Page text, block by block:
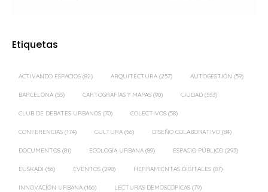
Etiquetas
ACTIVANDO ESPACIOS (82) ARQUITECTURA (257) AUTOGESTIÓN (59)
BARCELONA (55) CARTOGRAFÍAS Y MAPAS (90) CIUDAD (553)
CLUB DE DEBATES URBANOS (70) COLECTIVOS (58)
CONFERENCIAS (174) CULTURA (56) DISEÑO COLABORATIVO (84)
DOCUMENTOS (81) ECOLOGÍA URBANA (89) ESPACIO PÚBLICO (293)
EUSKADI (56) EVENTOS (298) HERRAMIENTAS DIGITALES (87)
INNOVACIÓN URBANA (166) LECTURAS DEMOSCÓPICAS (79)